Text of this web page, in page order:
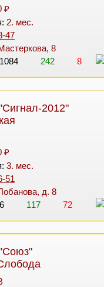
₽
2. мес.
47
8
1084 242 8
2012"
₽
3. мес.
51
д. 8
117 72